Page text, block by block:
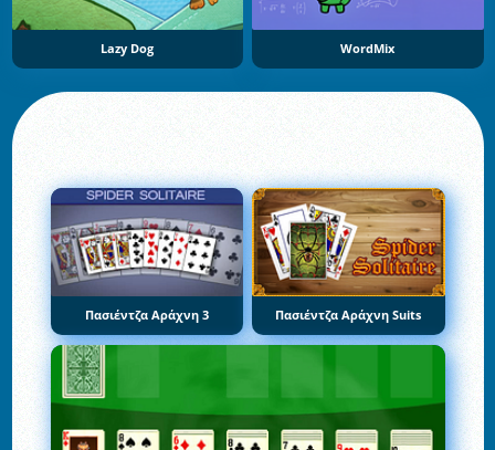
Lazy Dog WordMix
Πασιέντζα Αράχνη 3 Πασιέντζα Αράχνη Suits